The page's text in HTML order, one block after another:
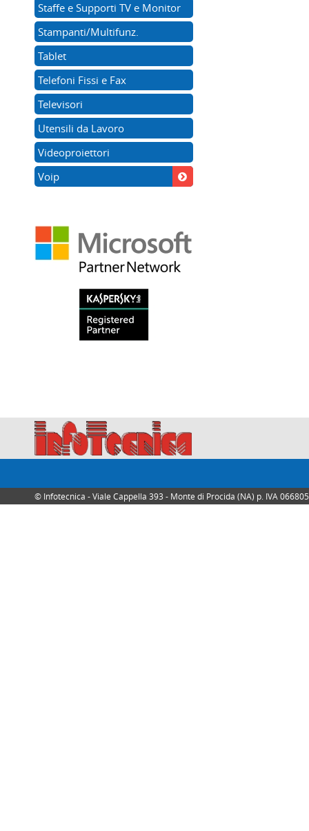
Staffe e Supporti TV e Monitor
Stampanti/Multifunz.
Tablet
Telefoni Fissi e Fax
Televisori
Utensili da Lavoro
Videoproiettori
Voip
© Infotecnica - Viale Cappella 393 - Monte di Procida (NA) p. IVA